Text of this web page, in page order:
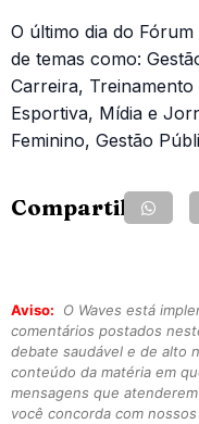
O último dia do
de temas como:
Carreira,
Esportiva, Mídia e
Feminino, Gestão
Compartilhe:
Aviso:
O Waves está
comentários postados
debate saudável e de alto
conteúdo da matéria em
mensagens que
você concorda com